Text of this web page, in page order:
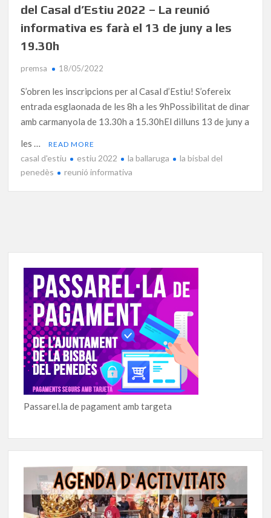
del Casal d’Estiu 2022 – La reunió
informativa es farà el 13 de juny a les
19.30h
premsa 18/05/2022
S’obren les inscripcions per al Casal d’Estiu! S’ofereix
entrada esglaonada de les 8h a les 9hPossibilitat de dinar
amb carmanyola de 13.30h a 15.30hEl dilluns 13 de juny a
les …
READ MORE
casal d'estiu estiu 2022 la ballaruga
la bisbal del
penedès
reunió informativa
Passarel.la de pagament amb targeta